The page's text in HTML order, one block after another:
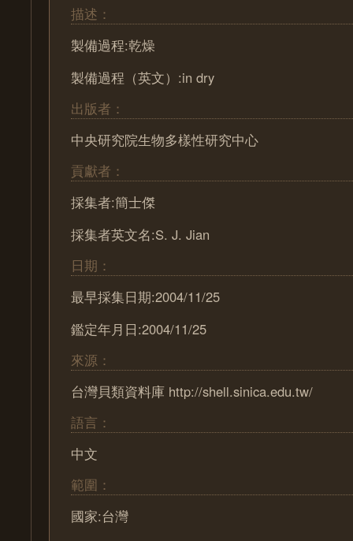
描述：
製備過程:乾燥
製備過程（英文）:in dry
出版者：
中央研究院生物多樣性研究中心
貢獻者：
採集者:簡士傑
採集者英文名:S. J. Jian
日期：
最早採集日期:2004/11/25
鑑定年月日:2004/11/25
來源：
台灣貝類資料庫 http://shell.sinica.edu.tw/
語言：
中文
範圍：
國家:台灣